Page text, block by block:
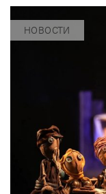
«Бедная
повести
НОВОСТИ